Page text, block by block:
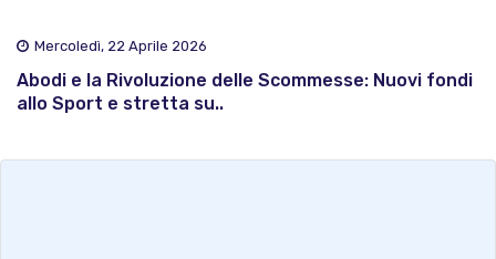
Mercoledì, 22 Aprile 2026
Abodi e la Rivoluzione delle Scommesse: Nuovi fondi
allo Sport e stretta su..